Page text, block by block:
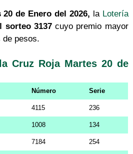
de Enero del 2026, la Lotería
sorteo 3137cuyo premio mayor
de pesos.
Cruz Roja Martes 20 de
Número Serie
4115 236
1008 134
7184 254